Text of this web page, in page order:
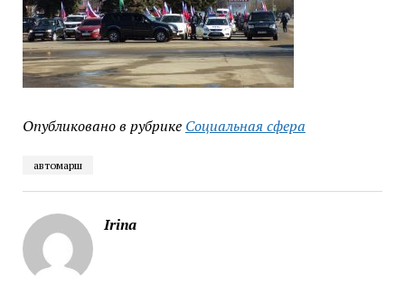
Опубликовано в рубрике Социальная сфера
автомарш
Irina